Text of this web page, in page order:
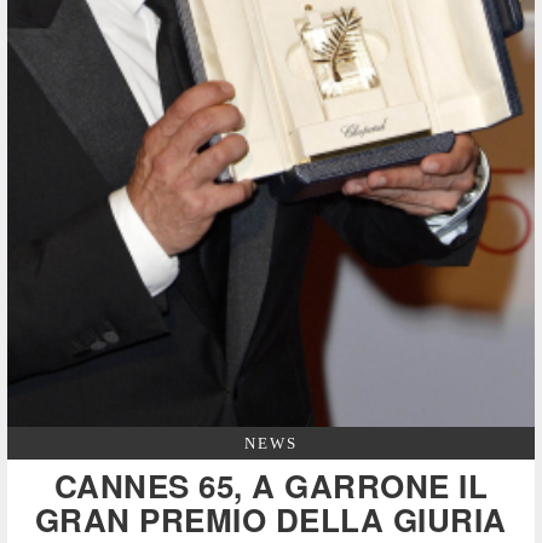
NEWS
CANNES 65, A GARRONE IL
GRAN PREMIO DELLA GIURIA